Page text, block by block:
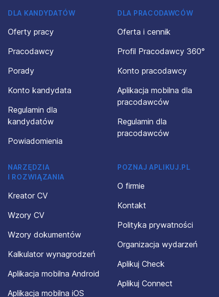
DLA KANDYDATÓW
Oferty pracy
Pracodawcy
Porady
Konto kandydata
Regulamin dla
kandydatów
Powiadomienia
DLA PRACODAWCÓW
Oferta i cennik
Profil Pracodawcy 360°
Konto pracodawcy
Aplikacja mobilna dla
pracodawców
Regulamin dla
pracodawców
NARZĘDZIA
I ROZWIĄZANIA
Kreator CV
Wzory CV
Wzory dokumentów
Kalkulator wynagrodzeń
Aplikacja mobilna Android
Aplikacja mobilna iOS
POZNAJ APLIKUJ.PL
O firmie
Kontakt
Polityka prywatności
Organizacja wydarzeń
Aplikuj Check
Aplikuj Connect